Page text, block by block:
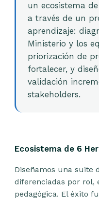
un ecosistema
a través de un
aprendizaje:
Ministerio y los
priorización de
fortalecer, y
validación
stakeholders.
Ecosistema de 6
Diseñamos una suite
diferenciadas por rol,
pedagógica. El éxito